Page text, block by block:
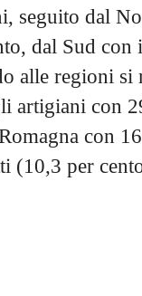
seguito dal
dal Sud
alle regioni
artigiani con
con
(10,3 per